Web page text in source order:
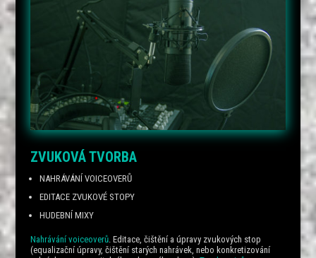
ZVUKOVÁ TVORBA
NAHRÁVÁNÍ VOICEOVERŮ
EDITACE ZVUKOVÉ STOPY
HUDEBNÍ MIXY
Nahrávání voiceoverů. Editace, čištění a úpravy zvukových stop
(equalizační úpravy, čištění starých nahrávek, nebo konkretizování